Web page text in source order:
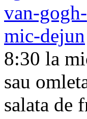
8:30 la
sau
salata de